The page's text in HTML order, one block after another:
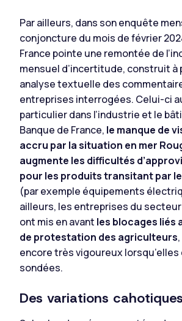
Par ailleurs, dans son enquête
conjoncture du mois de février
France pointe une remontée de
mensuel d’incertitude, construit à
analyse textuelle des
entreprises interrogées. Celui-ci
particulier dans l’industrie et le
Banque de France, le manque de
accru par la situation en mer
augmente les difficultés
pour les produits transitant par
(par exemple équipements
ailleurs, les entreprises du
ont mis en avant les blocages liés
de protestation des agriculteurs
encore très vigoureux
sondées.
Des variations cahotiques